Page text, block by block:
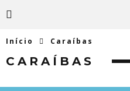
Início Caraíbas
CARAÍBAS